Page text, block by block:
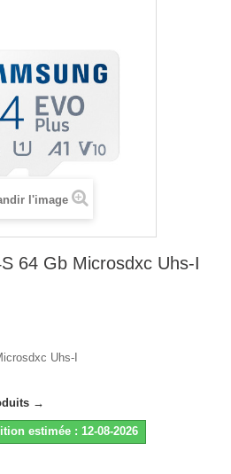
l'image
64 Gb Microsdxc Uhs-I
Uhs-I
→
estimée : 12-08-2026